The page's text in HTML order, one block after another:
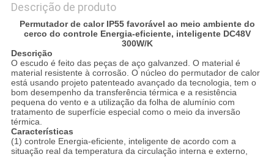
Descrição de produto
Permutador de calor IP55 favorável ao meio ambiente do
cerco do controle Energia-eficiente, inteligente DC48V
300W/K
Descrição
O escudo é feito das peças de aço galvanzed. O material é
material resistente à corrosão. O núcleo do permutador de calor
está usando projeto patenteado avançado da tecnologia, tem o
bom desempenho da transferência térmica e a resistência
pequena do vento e a utilização da folha de alumínio com
tratamento de superfície especial como o meio da inversão
térmica.
Características
(1) controle Energia-eficiente, inteligente de acordo com a
situação real da temperatura da circulação interna e externo,